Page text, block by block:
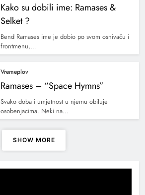
Kako su dobili ime: Ramases &
Selket ?
Bend Ramases ime je dobio po svom osnivaču i
frontmenu,…
Vremeplov
Ramases – “Space Hymns”
Svako doba i umjetnost u njemu obiluje
osobenjacima. Neki na…
SHOW MORE